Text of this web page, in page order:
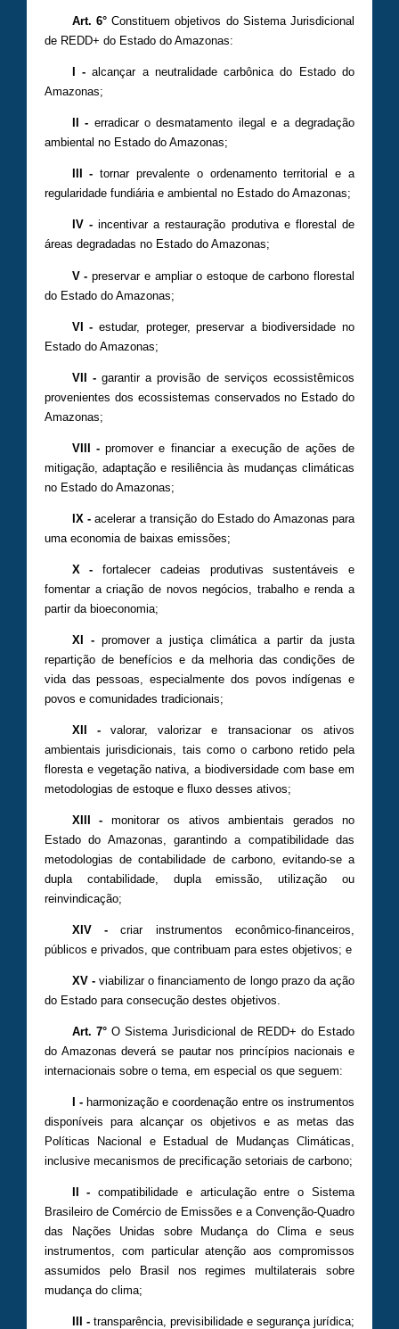
Art. 6°Constituem objetivos do Sistema Jurisdicional
de REDD+ do Estado do Amazonas:
I - alcançar a neutralidade carbônica do Estado do
Amazonas;
II - erradicar o desmatamento ilegal e a degradação
ambiental no Estado do Amazonas;
III - tornar prevalente o ordenamento territorial e a
regularidade fundiária e ambiental no Estado do Amazonas;
IV -incentivar a restauração produtiva e florestal de
áreas degradadas no Estado do Amazonas;
V - preservar e ampliar o estoque de carbono florestal
do Estado do Amazonas;
VI - estudar, proteger, preservar a biodiversidade no
Estado do Amazonas;
VII -garantir a provisão de serviços ecossistêmicos
provenientes dos ecossistemas conservados no Estado do
Amazonas;
VIII -promover e financiar a execução de ações de
mitigação, adaptação e resiliência às mudanças climáticas
no Estado do Amazonas;
IX - acelerar a transição do Estado do Amazonas para
uma economia de baixas emissões;
X - fortalecer cadeias produtivas sustentáveis e
fomentar a criação de novos negócios, trabalho e renda a
partir da bioeconomia;
XI -promover a justiça climática a partir da justa
repartição de benefícios e da melhoria das condições de
vida das pessoas, especialmente dos povos indígenas e
povos e comunidades tradicionais;
XII -valorar, valorizar e transacionar os ativos
ambientais jurisdicionais, tais como o carbono retido pela
floresta e vegetação nativa, a biodiversidade com base em
metodologias de estoque e fluxo desses ativos;
XIII - monitorar os ativos ambientais gerados no
Estado do Amazonas, garantindo a compatibilidade das
metodologias de contabilidade de carbono, evitando-se a
dupla contabilidade, dupla emissão, utilização ou
reinvindicação;
XIV - criar instrumentos econômico-financeiros,
públicos e privados, que contribuam para estes objetivos; e
XV -viabilizar o financiamento de longo prazo da ação
do Estado para consecução destes objetivos.
Art. 7°O Sistema Jurisdicional de REDD+ do Estado
do Amazonas deverá se pautar nos princípios nacionais e
internacionais sobre o tema, em especial os que seguem:
I -harmonização e coordenação entre os instrumentos
disponíveis para alcançar os objetivos e as metas das
Políticas Nacional e Estadual de Mudanças Climáticas,
inclusive mecanismos de precificação setoriais de carbono;
II - compatibilidade e articulação entre o Sistema
Brasileiro de Comércio de Emissões e a Convenção-Quadro
das Nações Unidas sobre Mudança do Clima e seus
instrumentos, com particular atenção aos compromissos
assumidos pelo Brasil nos regimes multilaterais sobre
mudança do clima;
III -transparência, previsibilidade e segurança jurídica;